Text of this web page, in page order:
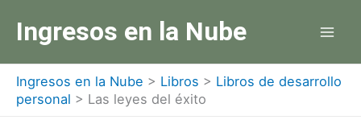
Ingresos en la Nube
Ingresos en la Nube > Libros > Libros de desarrollo
personal > Las leyes del éxito